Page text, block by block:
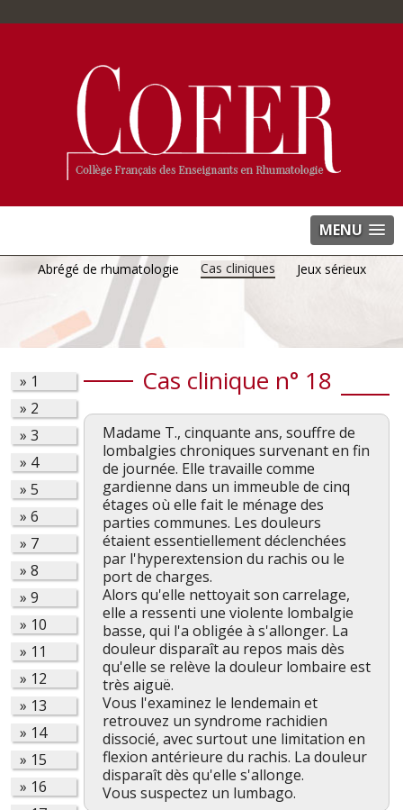
MENU
Abrégé de rhumatologie Cas cliniques Jeux sérieux
» 1
» 2
» 3
» 4
» 5
» 6
» 7
» 8
» 9
» 10
» 11
» 12
» 13
» 14
» 15
» 16
Cas clinique n° 18
Madame T., cinquante ans, souffre de
lombalgies chroniques survenant en fin
de journée. Elle travaille comme
gardienne dans un immeuble de cinq
étages où elle fait le ménage des
parties communes. Les douleurs
étaient essentiellement déclenchées
par l'hyperextension du rachis ou le
port de charges.
Alors qu'elle nettoyait son carrelage,
elle a ressenti une violente lombalgie
basse, qui l'a obligée à s'allonger. La
douleur disparaît au repos mais dès
qu'elle se relève la douleur lombaire est
très aiguë.
Vous l'examinez le lendemain et
retrouvez un syndrome rachidien
dissocié, avec surtout une limitation en
flexion antérieure du rachis. La douleur
disparaît dès qu'elle s'allonge.
Vous suspectez un lumbago.